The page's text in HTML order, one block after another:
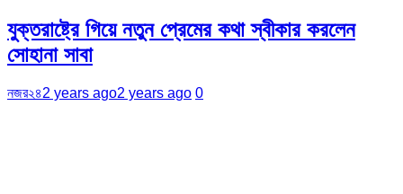
যুক্তরাষ্ট্রে গিয়ে নতুন প্রেমের কথা স্বীকার করলেন
সোহানা সাবা
নজর২৪2 years ago2 years ago 0